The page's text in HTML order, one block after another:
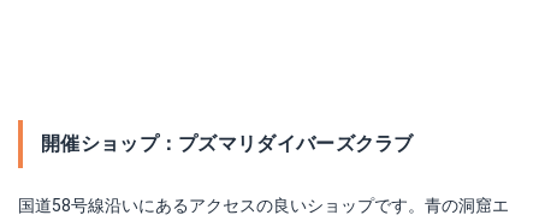
開催ショップ：プズマリダイバーズクラブ
国道58号線沿いにあるアクセスの良いショップです。青の洞窟エ